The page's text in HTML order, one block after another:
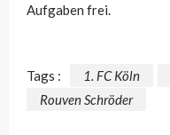
Aufgaben frei.
Tags : 1. FC Köln
Rouven Schröder